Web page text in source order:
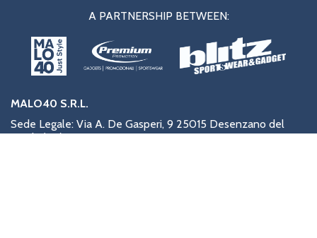
A PARTNERSHIP BETWEEN:
MALO40 S.R.L.
Sede Legale: Via A. De Gasperi, 9 25015 Desenzano del
Garda (BS)